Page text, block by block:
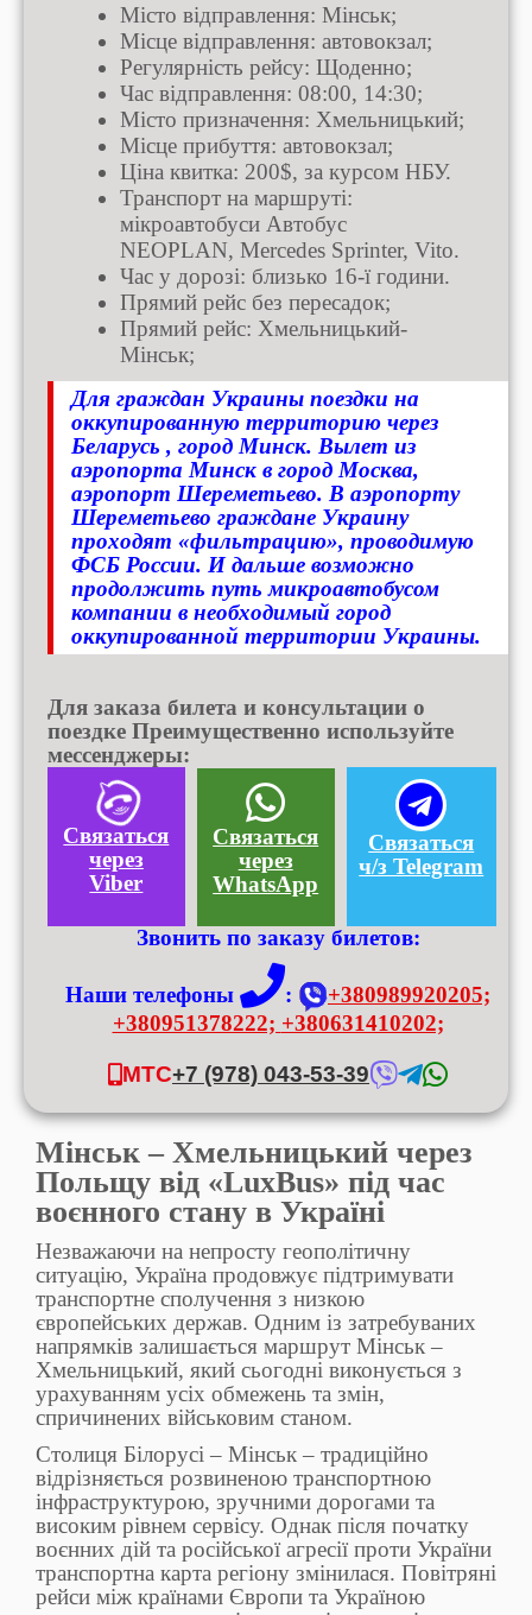
Місто відправлення: Мінськ;
Місце відправлення: автовокзал;
Регулярність рейсу: Щоденно;
Час відправлення: 08:00, 14:30;
Місто призначення: Хмельницький;
Місце прибуття: автовокзал;
Ціна квитка: 200$, за курсом НБУ.
Транспорт на маршруті:
мікроавтобуси Автобус
NEOPLAN, Mercedes Sprinter, Vito.
Час у дорозі: близько 16-ї години.
Прямий рейс без пересадок;
Прямий рейс: Хмельницький-
Мінськ;
Для граждан Украины поездки на
оккупированную территорию через
Беларусь , город Минск. Вылет из
аэропорта Минск в город Москва,
аэропорт Шереметьево. В аэропорту
Шереметьево граждане Украину
проходят «фильтрацию», проводимую
ФСБ России. И дальше возможно
продолжить путь микроавтобусом
компании в необходимый город
оккупированной территории Украины.
Для заказа билета и консультации о
поездке Преимущественно используйте
мессенджеры:
Связаться
через
Viber
Связаться
через
WhatsApp
Связаться
ч/з Telegram
Звонить по заказу билетов:
Наши телефоны :
+380989920205;
+380951378222; +380631410202;
МТС+7 (978) 043-53-39
Мінськ – Хмельницький через
Польщу від «LuxBus» під час
воєнного стану в Україні
Незважаючи на непросту геополітичну
ситуацію, Україна продовжує підтримувати
транспортне сполучення з низкою
європейських держав. Одним із затребуваних
напрямків залишається маршрут Мінськ –
Хмельницький, який сьогодні виконується з
урахуванням усіх обмежень та змін,
спричинених військовим станом.
Столиця Білорусі – Мінськ – традиційно
відрізняється розвиненою транспортною
інфраструктурою, зручними дорогами та
високим рівнем сервісу. Однак після початку
воєнних дій та російської агресії проти України
транспортна карта регіону змінилася. Повітряні
рейси між країнами Європи та Україною